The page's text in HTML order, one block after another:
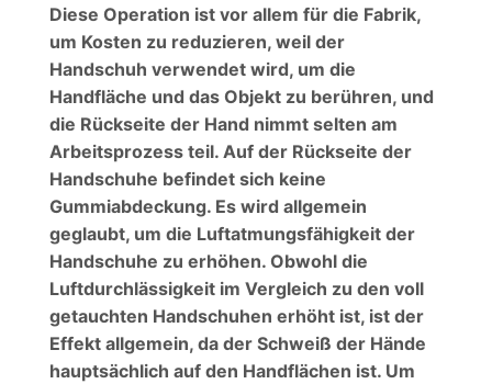
Diese Operation ist vor allem für die Fabrik,
um Kosten zu reduzieren, weil der
Handschuh verwendet wird, um die
Handfläche und das Objekt zu berühren, und
die Rückseite der Hand nimmt selten am
Arbeitsprozess teil. Auf der Rückseite der
Handschuhe befindet sich keine
Gummiabdeckung. Es wird allgemein
geglaubt, um die Luftatmungsfähigkeit der
Handschuhe zu erhöhen. Obwohl die
Luftdurchlässigkeit im Vergleich zu den voll
getauchten Handschuhen erhöht ist, ist der
Effekt allgemein, da der Schweiß der Hände
hauptsächlich auf den Handflächen ist. Um